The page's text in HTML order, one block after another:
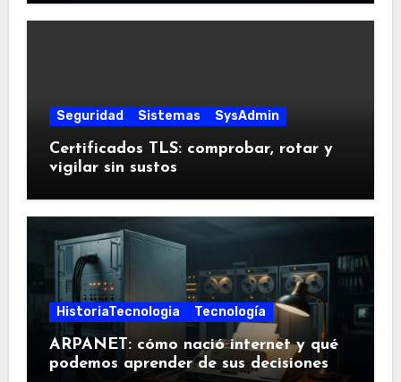
Seguridad Sistemas SysAdmin
Certificados TLS: comprobar, rotar y
vigilar sin sustos
HistoriaTecnologia Tecnología
ARPANET: cómo nació internet y qué
podemos aprender de sus decisiones